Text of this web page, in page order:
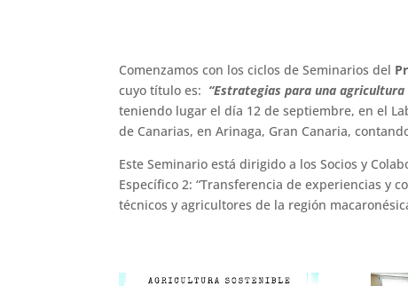
Comenzamos con los ciclos de Seminarios del
cuyo título es: “Estrategias para una
teniendo lugar el día 12 de septiembre, en el
de Canarias, en Arinaga, Gran Canaria,
Este Seminario está dirigido a los Socios y
Específico 2: “Transferencia de experiencias y
técnicos y agricultores de la región